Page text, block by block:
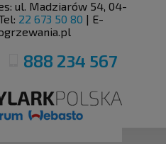
ul. Madziarów 54, 04-
22 673 50 80 | E-
888 234 567